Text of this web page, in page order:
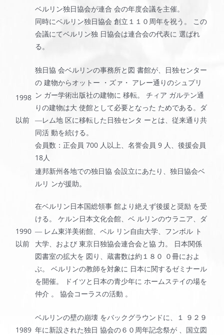
ベルリン独日協会が連合 会の年度会議を主催。
同時にベルリン独日協会 創立１１０周年を祝う。 この
会議にてベルリン独 日協会は連合会の代表に 選ばれ
る。
1998
以前
独日協 会ベルリンの事務所と図 書館が、日独センター
の 建物からオットー ・ズァ・ アレー通りのシュプリ
ン ガー学術出版社の建物に 移転。 チィア ガルテン通
りの建物は大 使館として必要となった ためである。ダ
―レム地 区に移転した日独センタ ーとは、従来通り共
同活 動を続ける。
会員数：正会員 700 人以上、名誉会員 9 人、後援会員
18人
1990
以前
連邦新州各地での独日協 会設立にあたり、独日協会ベ
ルリ ンが援助。
在ベルリン日本国総領事 館より絶えず後援と奨励 を受
ける。 ケルン日本文化会館、ベ ルリンのウラニア、ダ
― レム東洋美術館、 ベル リン自由大学、フンボル ト
大学、および 東京日独協会連合会と協 力。 日本関係
図書室の拡大を 図り、蔵書数は約１８０ ０冊におよ
ぶ。 ベルリンの教師を対象に 日本に関するゼミナール
を開催。 ドイツと日本の青少年に ホームステイの場を
仲介 。 協会コーラスの活動 。
1989
ベルリンの壁の崩壊 をバックグラウンドに、１ ９２９
年に新設された独日 協会の６０周年記念祭が 、国立図